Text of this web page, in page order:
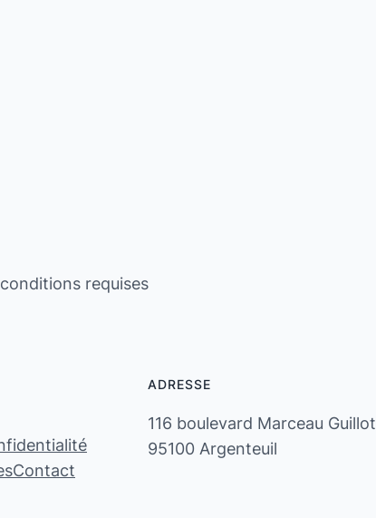
requises
Contact
ADRESSE
116 boulevard Marceau Guillot
95100 Argenteuil